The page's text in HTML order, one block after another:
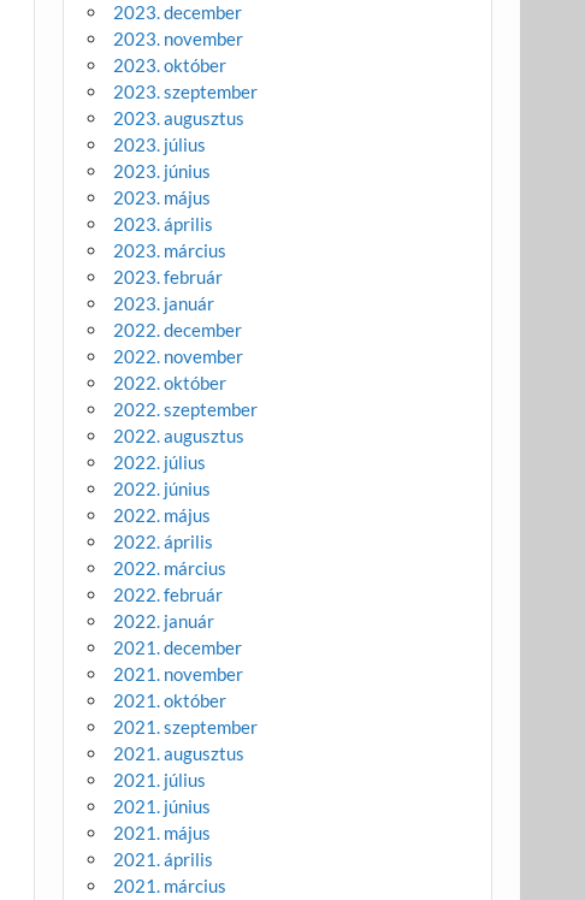
2023. december
2023. november
2023. október
2023. szeptember
2023. augusztus
2023. július
2023. június
2023. május
2023. április
2023. március
2023. február
2023. január
2022. december
2022. november
2022. október
2022. szeptember
2022. augusztus
2022. július
2022. június
2022. május
2022. április
2022. március
2022. február
2022. január
2021. december
2021. november
2021. október
2021. szeptember
2021. augusztus
2021. július
2021. június
2021. május
2021. április
2021. március